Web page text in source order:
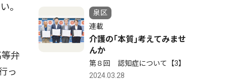
。
弁
っ
泉区
連載
介護の｢本質｣考えてみませ
んか
第８回 認知症について【3】
2024.03.28